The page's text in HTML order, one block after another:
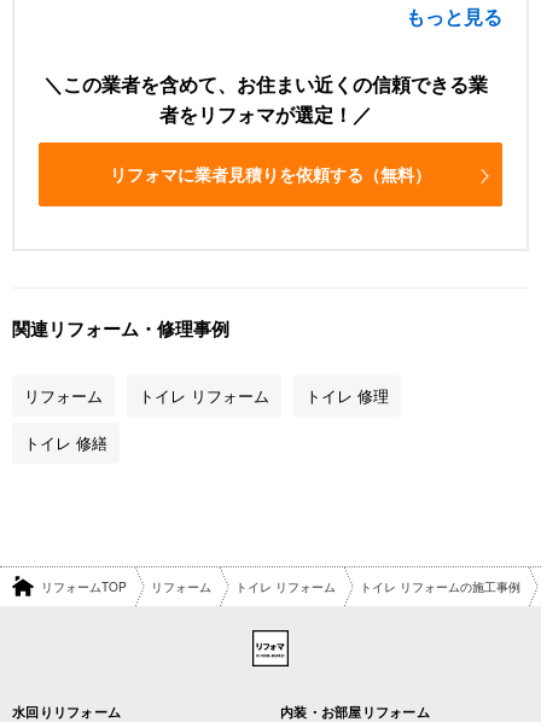
もっと見る
この業者を含めて、お住まい近くの信頼できる業
者をリフォマが選定！
リフォマに業者見積りを依頼する（無料）
関連リフォーム・修理事例
リフォーム トイレ リフォーム トイレ 修理
トイレ 修繕
リフォームTOP リフォーム トイレ リフォーム トイレ リフォームの施工事例
水回りリフォーム 内装・お部屋リフォーム